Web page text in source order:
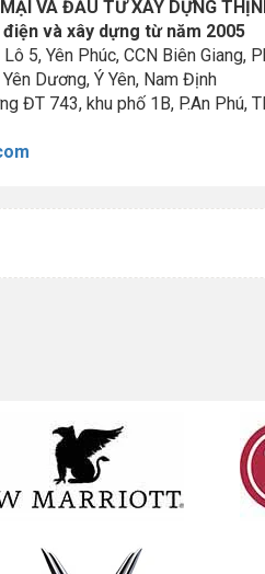
VÀ ĐẦU TƯ XÂY DỰNG
và xây dựng từ năm 2005
Lô 5, Yên Phúc, CCN Biên Giang,
Dương, Ý Yên, Nam Định
ĐT 743, khu phố 1B, P.An Phú,